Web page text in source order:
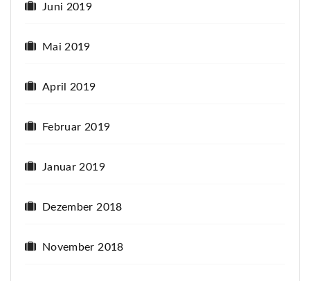
Juni 2019
Mai 2019
April 2019
Februar 2019
Januar 2019
Dezember 2018
November 2018